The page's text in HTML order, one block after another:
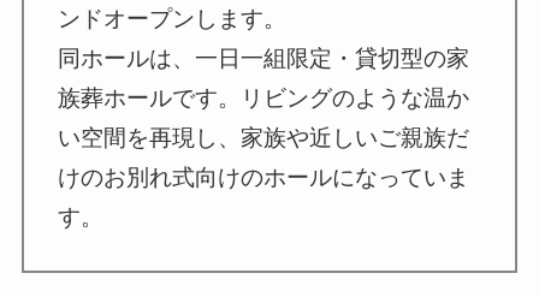
ンドオープンします。
同ホールは、一日一組限定・貸切型の家
族葬ホールです。リビングのような温か
い空間を再現し、家族や近しいご親族だ
けのお別れ式向けのホールになっていま
す。